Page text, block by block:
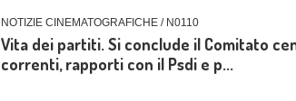
NOTIZIE CINEMATOGRAFICHE / N0110
Vita dei partiti. Si conclude il Comitato
correnti, rapporti con il Psdi e p...